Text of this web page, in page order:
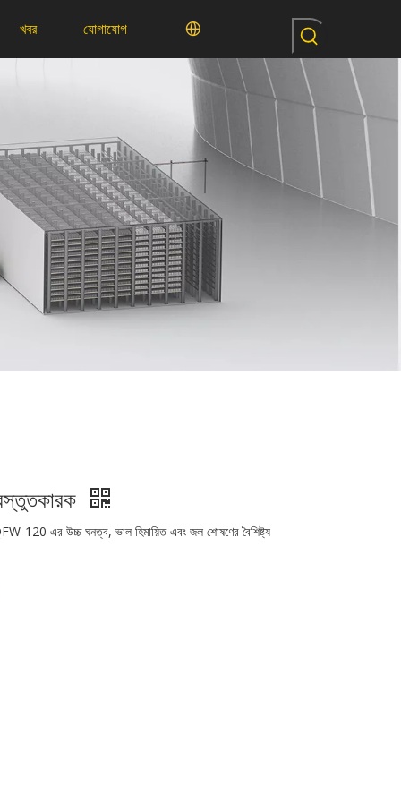
খবর যোগাযোগ
120 এর উচ্চ ঘনত্ব, ভাল হিমায়িত এবং জল শোষণের বৈশিষ্ট্য